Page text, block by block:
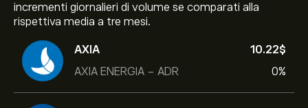
incrementi giornalieri di volume se comparati alla
rispettiva media a tre mesi.
AXIA
AXIA ENERGIA - ADR
10.22‎$‎
0%